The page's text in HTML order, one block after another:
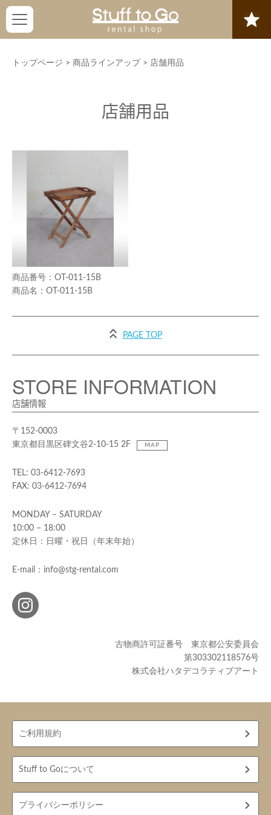
トップページ > 商品ラインアップ > 店舗用品
店舗用品
OT-011-15B
OT-011-15B
PAGE TOP
STORE INFORMATION
店舗情報
〒152-0003
東京都目黒区碑文谷2-10-15 2F
MAP
TEL: 03-6412-7693
FAX: 03-6412-7694
MONDAY – SATURDAY
10:00 – 18:00
定休日：日曜・祝日（年末年始）
E-mail：info@stg-rental.com
古物商許可証番号 東京都公安委員会
第303302118576号
株式会社ハタデコラティブアート
ご利用規約
Stuff to Goについて
プライバシーポリシー